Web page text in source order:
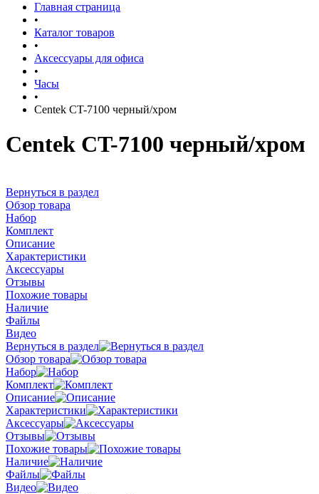
Главная страница
•
Каталог товаров
•
Аксессуары для офиса
•
Часы
•
Centek CT-7100 черный/хром
Centek CT-7100 черный/хром
Вернуться в раздел
Обзор товара
Набор
Комплект
Описание
Характеристики
Аксессуары
Отзывы
Похожие товары
Наличие
Файлы
Видео
Вернуться в раздел
Обзор товара
Набор
Комплект
Описание
Характеристики
Аксессуары
Отзывы
Похожие товары
Наличие
Файлы
Видео